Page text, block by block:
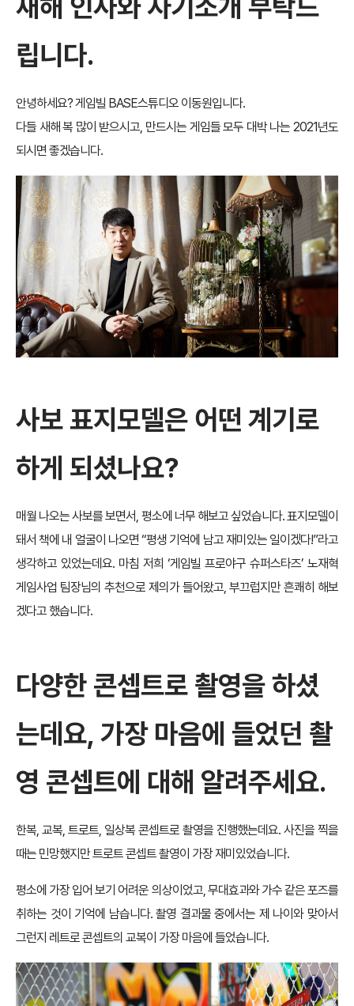
새해 인사와 자기소개 부탁드
립니다.
안녕하세요? 게임빌 BASE스튜디오 이동원입니다.
다들 새해 복 많이 받으시고, 만드시는 게임들 모두 대박 나는 2021년도
되시면 좋겠습니다.
사보 표지모델은 어떤 계기로
하게 되셨나요?
매월 나오는 사보를 보면서, 평소에 너무 해보고 싶었습니다. 표지모델이
돼서 책에 내 얼굴이 나오면 “평생 기억에 남고 재미있는 일이겠다!”라고
생각하고 있었는데요. 마침 저희 ‘게임빌 프로야구 슈퍼스타즈’ 노재혁
게임사업 팀장님의 추천으로 제의가 들어왔고, 부끄럽지만 흔쾌히 해보
겠다고 했습니다.
다양한 콘셉트로 촬영을 하셨
는데요, 가장 마음에 들었던 촬
영 콘셉트에 대해 알려주세요.
한복, 교복, 트로트, 일상복 콘셉트로 촬영을 진행했는데요. 사진을 찍을
때는 민망했지만 트로트 콘셉트 촬영이 가장 재미있었습니다.
평소에 가장 입어 보기 어려운 의상이었고, 무대효과와 가수 같은 포즈를
취하는 것이 기억에 남습니다. 촬영 결과물 중에서는 제 나이와 맞아서
그런지 레트로 콘셉트의 교복이 가장 마음에 들었습니다.